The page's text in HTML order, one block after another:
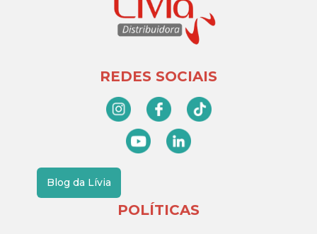
REDES SOCIAIS
Blog da Lívia
POLÍTICAS